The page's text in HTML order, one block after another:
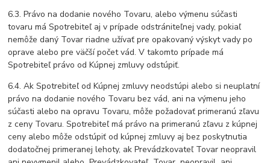
6.3. Právo na dodanie nového Tovaru, alebo výmenu súčasti
tovaru má Spotrebiteľ aj v prípade odstrániteľnej vady, pokiaľ
nemôže daný Tovar riadne užívať pre opakovaný výskyt vady po
oprave alebo pre väčší počet vád. V takomto prípade má
Spotrebiteľ právo od Kúpnej zmluvy odstúpiť.
6.4. Ak Spotrebiteľ od Kúpnej zmluvy neodstúpi alebo si neuplatní
právo na dodanie nového Tovaru bez vád, ani na výmenu jeho
súčasti alebo na opravu Tovaru, môže požadovať primeranú zľavu
z ceny Tovaru. Spotrebiteľ má právo na primeranú zľavu z kúpnej
ceny alebo môže odstúpiť od kúpnej zmluvy aj bez poskytnutia
dodatočnej primeranej lehoty, ak Prevádzkovateľ Tovar neopravil